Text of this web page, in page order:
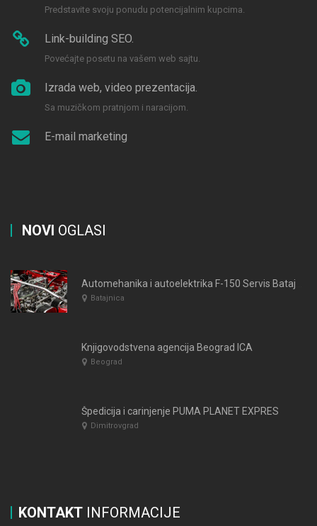
Predstavite svoju ponudu potencijalnim kupcima.
Link-building SEO.
Povećajte posetu na vašem web sajtu.
Izrada web, video prezentacija.
Sa muzičkom pratnjom i naracijom.
E-mail marketing
NOVI OGLASI
Batajnica
Knjigovodstvena agencija Beograd ICA
Beograd
Špedicija i carinjenje PUMA PLANET EXPRES
Dimitrovgrad
KONTAKT INFORMACIJE